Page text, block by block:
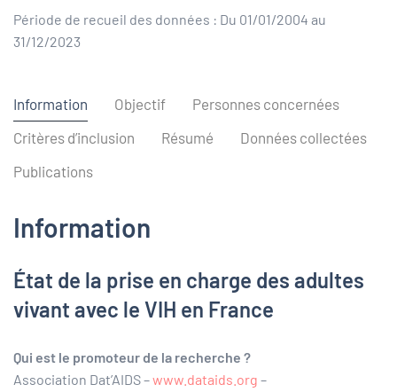
Période de recueil des données : Du 01/01/2004 au
31/12/2023
Information Objectif
Personnes concernées
Critères d’inclusion
Résumé
Données collectées
Publications
Information
État de la prise en charge des adultes
vivant avec le VIH en France
Qui est le promoteur de la recherche ?
Association Dat’AIDS –www.dataids.org –